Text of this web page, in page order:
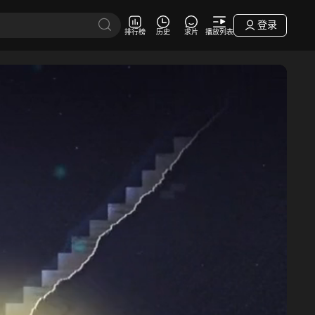
排行榜 历史 求片 播放列表
登录